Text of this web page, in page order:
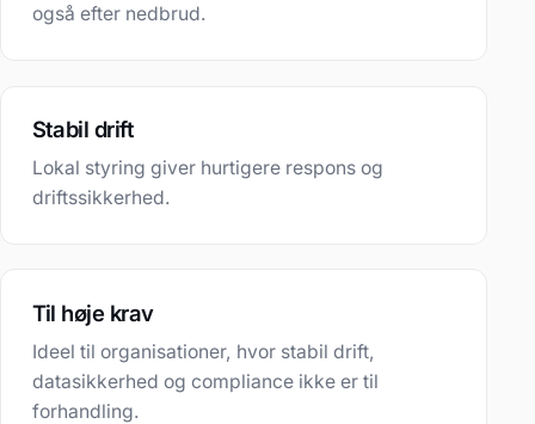
også efter nedbrud.
Stabil drift
Lokal styring giver hurtigere respons og
driftssikkerhed.
Til høje krav
Ideel til organisationer, hvor stabil drift,
datasikkerhed og compliance ikke er til
forhandling.